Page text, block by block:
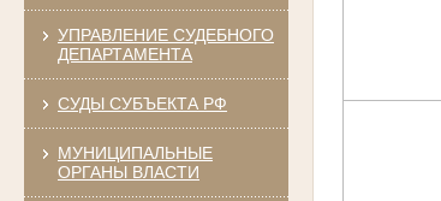
УПРАВЛЕНИЕ СУДЕБНОГО
ДЕПАРТАМЕНТА
СУДЫ СУБЪЕКТА РФ
МУНИЦИПАЛЬНЫЕ
ОРГАНЫ ВЛАСТИ